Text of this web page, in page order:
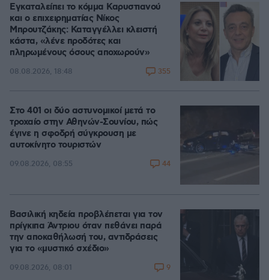
Εγκαταλείπει το κόμμα Καρυστιανού
και ο επιχειρηματίας Νίκος
Μπρουτζάκης: Καταγγέλλει κλειστή
κάστα, «λένε προδότες και
πληρωμένους όσους αποχωρούν»
08.08.2026, 18:48 355
Στο 401 οι δύο αστυνομικοί μετά το
τροχαίο στην Αθηνών-Σουνίου, πώς
έγινε η σφοδρή σύγκρουση με
αυτοκίνητο τουριστών
09.08.2026, 08:55 44
Βασιλική κηδεία προβλέπεται για τον
πρίγκιπα Άντριου όταν πεθάνει παρά
την αποκαθήλωσή του, αντιδράσεις
για το «μυστικό σχέδιο»
09.08.2026, 08:01 9